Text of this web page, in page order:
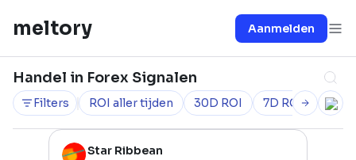
meltory Aanmelden
Handel in Forex Signalen
Filters ROI aller tijden 30D ROI 7D ROI
Star Ribbean